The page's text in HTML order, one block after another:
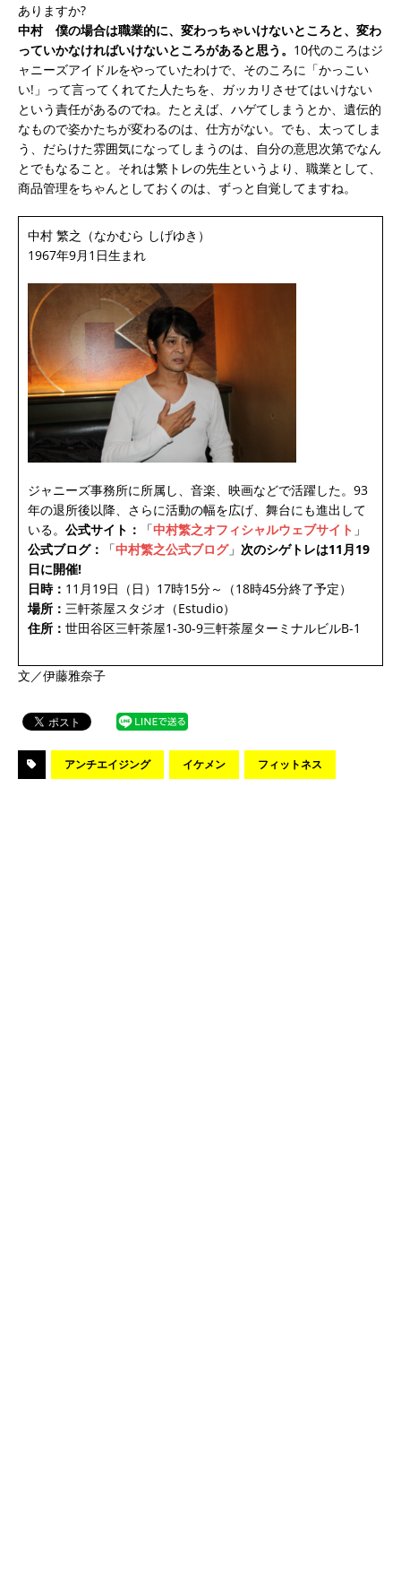
ありますか?
中村
僕の場合は職業的に、変わっちゃいけないところと、変わ
っていかなければいけないところがあると思う。 10代のころはジ
ャニーズアイドルをやっていたわけで、そのころに「かっこい
い!」って言ってくれてた人たちを、ガッカリさせてはいけない
という責任があるのでね。たとえば、ハゲてしまうとか、遺伝的
なもので姿かたちが変わるのは、仕方がない。でも、太ってしま
う、だらけた雰囲気になってしまうのは、自分の意思次第でなん
とでもなること。それは繁トレの先生というより、職業として、
商品管理をちゃんとしておくのは、ずっと自覚してますね。
中村 繁之（なかむら しげゆき）
1967年9月1日生まれ
ジャニーズ事務所に所属し、音楽、映画などで活躍した。93
年の退所後以降、さらに活動の幅を広げ、舞台にも進出して
いる。 公式サイト： 「中村繁之オフィシャルウェブサイト 」
公式ブログ：
「中村繁之公式ブログ」 次のシゲトレは11月19
日に開催!
日時： 11月19日（日）17時15分～（18時45分終了予定）
場所： 三軒茶屋スタジオ（Estudio）
住所： 世田谷区三軒茶屋1-30-9三軒茶屋ターミナルビルB-1
文／伊藤雅奈子
アンチエイジング イケメン フィットネス